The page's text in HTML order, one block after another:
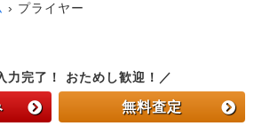
プライヤー
力完了！ おためし歓迎！／
無料査定